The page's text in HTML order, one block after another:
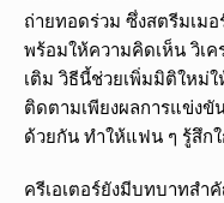
ถ่ายทอดร่วม ซึ่งสตรีมเม
พร้อมให้ความคิดเห็น วิเค
เติม วิธีนี้ช่วยเพิ่มมิติใหม่
ติดตามเพียงผลการแข่ง
ด้วยกัน ทำให้แฟน ๆ รู้สึก
ครีเอเตอร์ยังมีบทบาทสำ